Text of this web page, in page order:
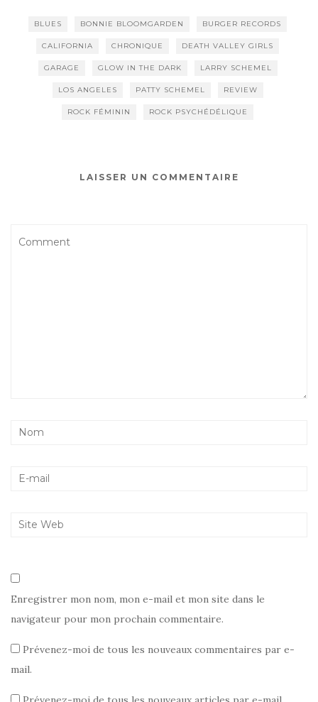
BLUES BONNIE BLOOMGARDEN BURGER RECORDS
CALIFORNIA CHRONIQUE DEATH VALLEY GIRLS
GARAGE GLOW IN THE DARK LARRY SCHEMEL
LOS ANGELES PATTY SCHEMEL REVIEW
ROCK FÉMININ ROCK PSYCHÉDÉLIQUE
LAISSER UN COMMENTAIRE
Enregistrer mon nom, mon e-mail et mon site dans le
navigateur pour mon prochain commentaire.
Prévenez-moi de tous les nouveaux commentaires par e-
mail.